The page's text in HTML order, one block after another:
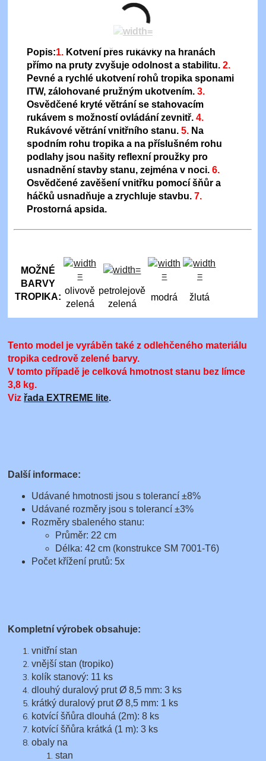
Popis:1. Kotvení přes rukávky na hranách
přímo na pruty zvyšuje odolnost a stabilitu. 2.
Pevné a rychlé ukotvení rohů tropika sponami
ITW, zálohované pružným ukotvením. 3.
Osvědčené kryté větrání se stahovacím
rukávem s možností ovládání zevnitř. 4.
Rukávové větrání vnitřního stanu. 5. Na
spodním rohu tropika a na příslušném rohu
podlahy jsou našity reflexní proužky pro
usnadnění stavby stanu, zejména v noci. 6.
Osvědčené zavěšení vnitřku pomocí šňůr a
háčků usnadňuje a zrychluje stavbu. 7.
Prostorná apsida.
MOŽNÉ
BARVY
TROPIKA:
olivově
zelená
petrolejově
zelená
modrá žlutá
Tento model je vyráběn také z odlehčeného materiálu
tropika cedrově zelené barvy.
V tomto případě je celková hmotnost stanu bez límce
3,8 kg.
Viz řada EXTREME lite.
Další informace:
Udávané hmotnosti jsou s tolerancí ±8%
Udávané rozměry jsou s tolerancí ±3%
Rozměry sbaleného stanu:
Průměr: 22 cm
Délka: 42 cm (konstrukce SM 7001-T6)
Počet křížení prutů: 5x
Kompletní výrobek obsahuje:
vnitřní stan
vnější stan (tropiko)
kolík stanový: 11 ks
dlouhý duralový prut Ø 8,5 mm: 3 ks
krátký duralový prut Ø 8,5 mm: 1 ks
kotvící šňůra dlouhá (2m): 8 ks
kotvící šňůra krátká (1 m): 3 ks
obaly na
stan